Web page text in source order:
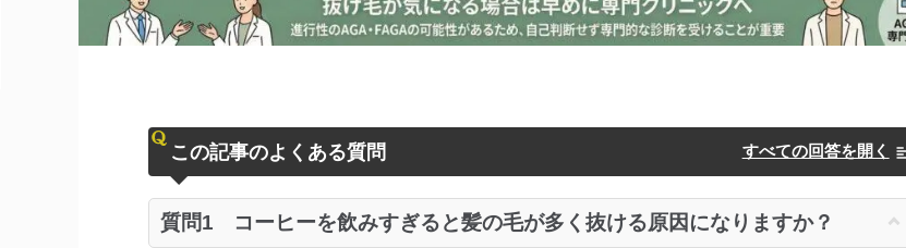
この記事のよくある質問 すべての回答を開く
質問1 コーヒーを飲みすぎると髪の毛が多く抜ける原因になりますか？